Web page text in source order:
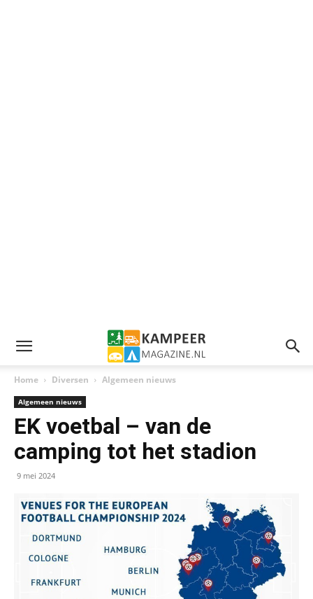
Home Diversen Algemeen nieuws
Algemeen nieuws
EK voetbal – van de
camping tot het stadion
9 mei 2024